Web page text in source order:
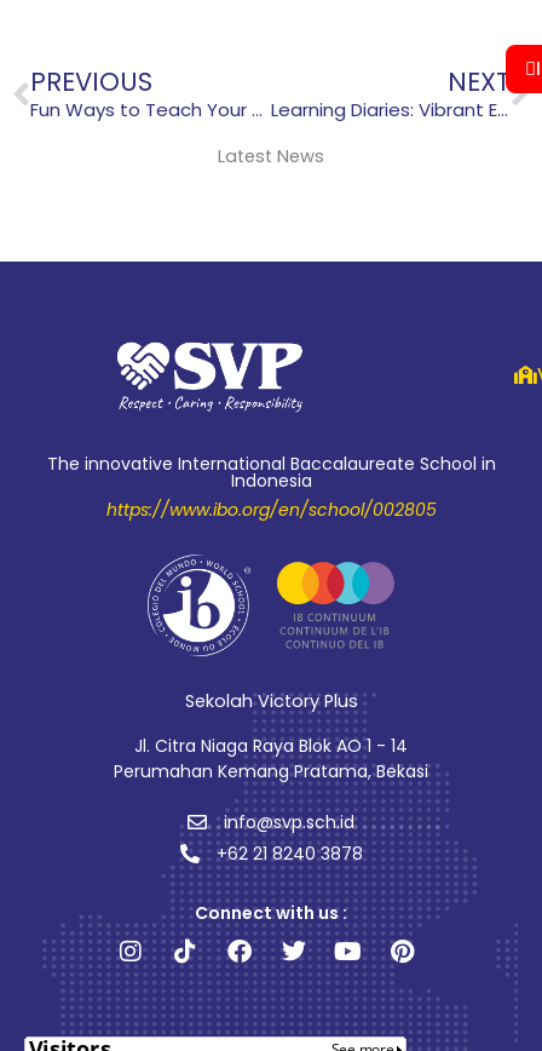
Prev
PREVIOUS
Fun Ways to Teach Your Child Sustainability: Everyday Practices
NEXT
Learning Diaries: Vibrant EY1 Celebration
Latest News
The innovative International Baccalaureate School in
Indonesia
https://www.ibo.org/en/school/002805
Sekolah Victory Plus
Jl. Citra Niaga Raya Blok AO 1 - 14
Perumahan Kemang Pratama, Bekasi
info@svp.sch.id
+62 21 8240 3878
Connect with us :
Instagram
TiktokFacebook
TwitterYoutubePinterest